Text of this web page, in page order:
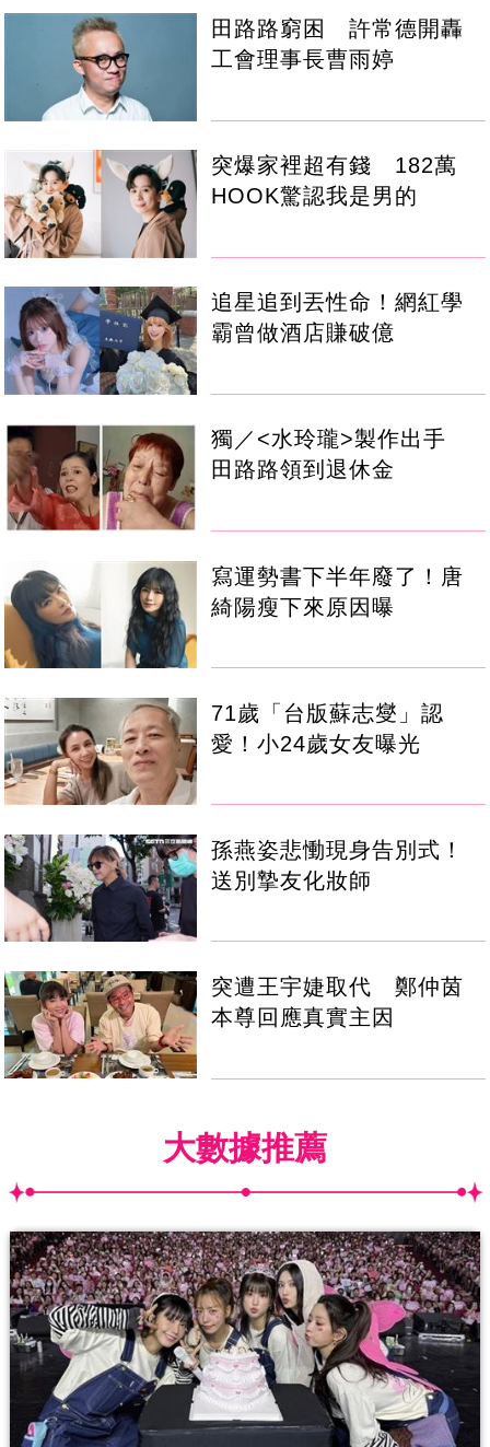
田路路窮困 許常德開轟
工會理事長曹雨婷
突爆家裡超有錢 182萬
HOOK驚認我是男的
追星追到丟性命！網紅學
霸曾做酒店賺破億
獨／<水玲瓏>製作出手
田路路領到退休金
寫運勢書下半年廢了！唐
綺陽瘦下來原因曝
71歲「台版蘇志燮」認
愛！小24歲女友曝光
孫燕姿悲慟現身告別式！
送別摯友化妝師
突遭王宇婕取代 鄭仲茵
本尊回應真實主因
大數據推薦